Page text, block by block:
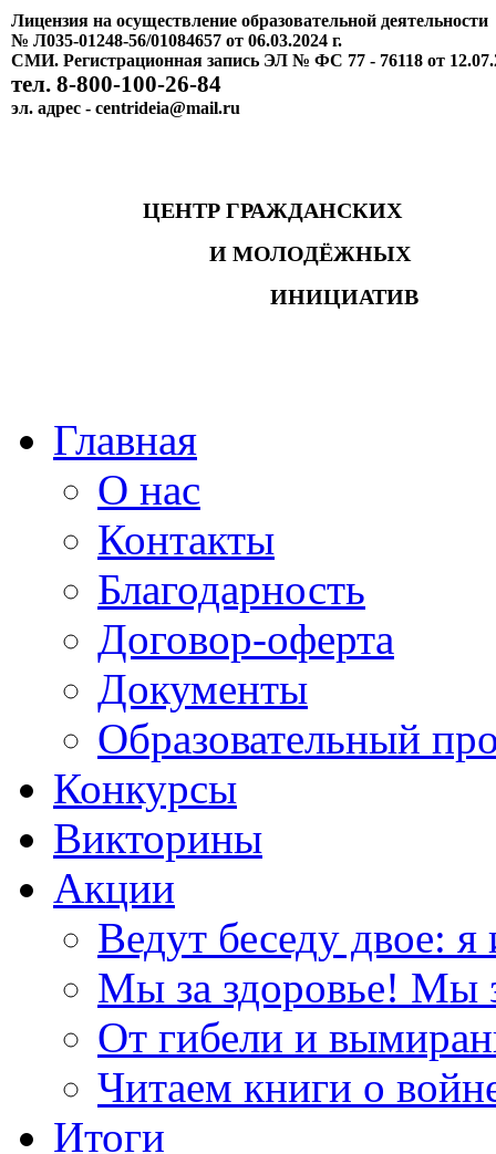
Лицензия на осуществление образовательной деятельности
№ Л035-01248-56/01084657 от 06.03.2024 г.
СМИ. Регистрационная запись ЭЛ № ФС 77 - 76118 от
тел. 8-800-100-26-84
эл. адрес - centrideia@mail.ru
ЦЕНТР ГРАЖДАНСКИХ
И МОЛОДЁЖНЫХ
ИНИЦИАТИВ
Главная
О нас
Контакты
Благодарность
Договор-оферта
Документы
Образовательный
Конкурсы
Викторины
Акции
Ведут беседу двое: я
Мы за здоровье! Мы
От гибели и
Читаем книги о
Итоги